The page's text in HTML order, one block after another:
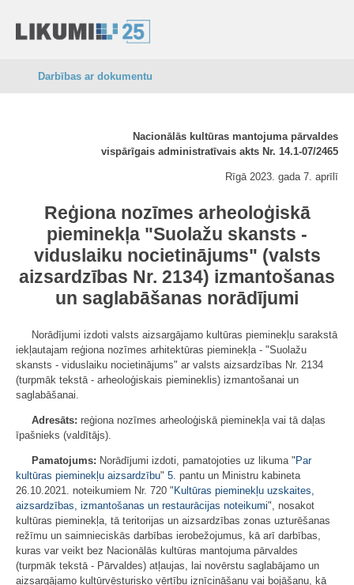
Darbības ar dokumentu
Nacionālās kultūras mantojuma pārvaldes
vispārīgais administratīvais akts Nr. 14.1-07/2465
Rīgā 2023. gada 7. aprīlī
Reģiona nozīmes arheoloģiskā
pieminekļa "Suolažu skansts -
viduslaiku nocietinājums" (valsts
aizsardzības Nr. 2134) izmantošanas
un saglabāšanas norādījumi
Norādījumi izdoti valsts aizsargājamo kultūras pieminekļu sarakstā
iekļautajam reģiona nozīmes arhitektūras pieminekļa - "Suolažu
skansts - viduslaiku nocietinājums" ar valsts aizsardzības Nr. 2134
(turpmāk tekstā - arheoloģiskais piemineklis) izmantošanai un
saglabāšanai.
Adresāts: reģiona nozīmes arheoloģiskā pieminekļa vai tā daļas
īpašnieks (valdītājs).
Pamatojums: Norādījumi izdoti, pamatojoties uz likuma " Par
kultūras pieminekļu aizsardzību" 5. pantu un Ministru kabineta
26.10.2021. noteikumiem Nr. 720 " Kultūras pieminekļu uzskaites,
aizsardzības, izmantošanas un restaurācijas noteikumi", nosakot
kultūras pieminekļa, tā teritorijas un aizsardzības zonas uzturēšanas
režīmu un saimnieciskās darbības ierobežojumus, kā arī darbības,
kuras var veikt bez Nacionālās kultūras mantojuma pārvaldes
(turpmāk tekstā - Pārvaldes) atļaujas, lai novērstu saglabājamo un
aizsargājamo kultūrvēsturisko vērtību iznīcināšanu vai bojāšanu, kā